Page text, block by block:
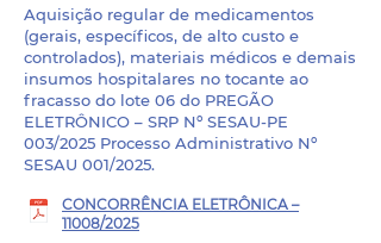
Aquisição regular de medicamentos
(gerais, específicos, de alto custo e
controlados), materiais médicos e demais
insumos hospitalares no tocante ao
fracasso do lote 06 do PREGÃO
ELETRÔNICO – SRP Nº SESAU-PE
003/2025 Processo Administrativo Nº
SESAU 001/2025.
CONCORRÊNCIA ELETRÔNICA –
11008/2025